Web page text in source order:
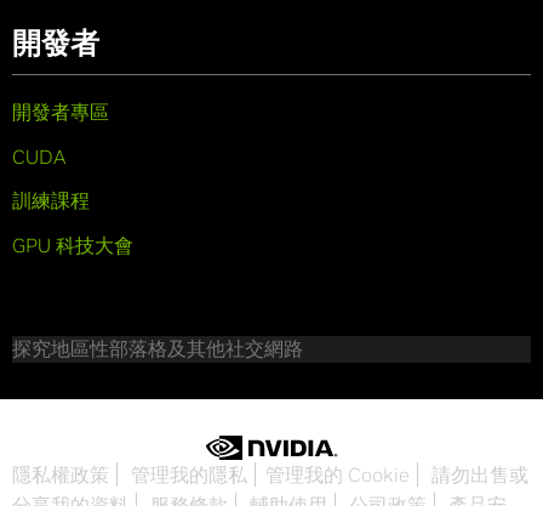
開發者
開發者專區
CUDA
訓練課程
GPU 科技大會
探究地區性部落格及其他社交網路
隱私權政策 管理我的隱私 管理我的 Cookie
請勿出售或